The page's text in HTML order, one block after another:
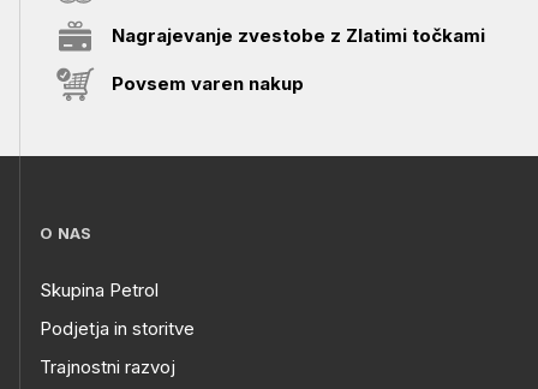
Nagrajevanje zvestobe z Zlatimi točkami
Povsem varen nakup
O NAS
Skupina Petrol
Podjetja in storitve
Trajnostni razvoj